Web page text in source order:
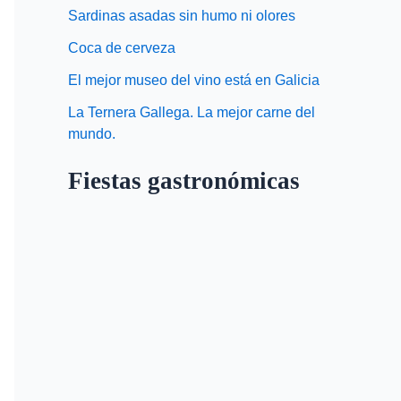
Sardinas asadas sin humo ni olores
Coca de cerveza
El mejor museo del vino está en Galicia
La Ternera Gallega. La mejor carne del
mundo.
Fiestas gastronómicas